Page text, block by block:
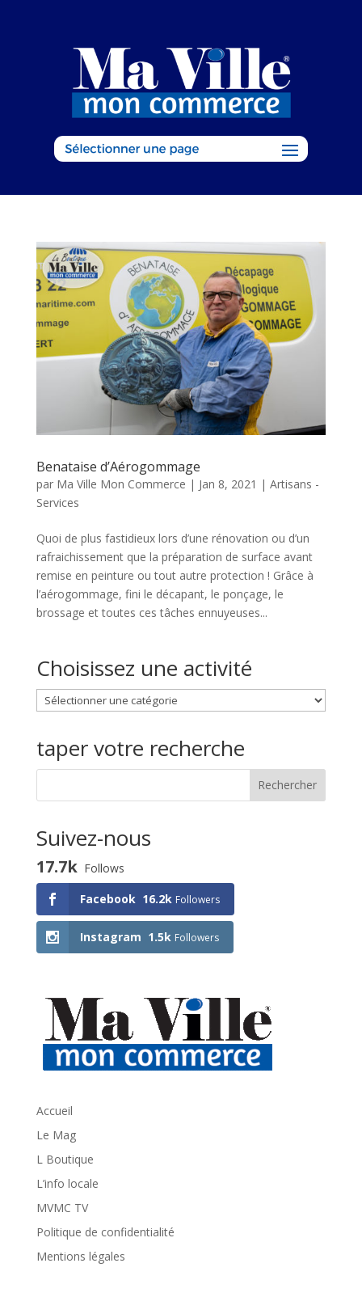
Benataise d’Aérogommage
par Ma Ville Mon Commerce | Jan 8, 2021 | Artisans -
Services
Quoi de plus fastidieux lors d’une rénovation ou d’un
rafraichissement que la préparation de surface avant
remise en peinture ou tout autre protection ! Grâce à
l’aérogommage, fini le décapant, le ponçage, le
brossage et toutes ces tâches ennuyeuses...
Choisissez une activité
Choisissez
une
taper votre recherche
Suivez-nous
17.7k Follows
Facebook 16.2k Followers
Instagram 1.5k Followers
Accueil
Le Mag
L Boutique
L’info locale
MVMC TV
Politique de confidentialité
Mentions légales